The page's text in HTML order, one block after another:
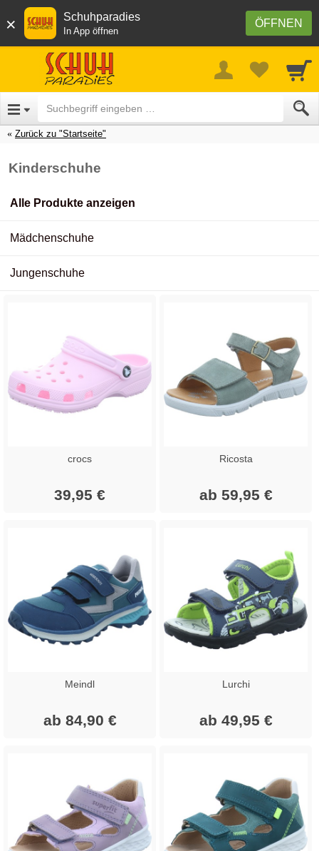
× ÖFFNEN
Schuhparadies
In App öffnen
Zurück zu "Startseite"
Kinderschuhe
Alle Produkte anzeigen
Mädchenschuhe
Jungenschuhe
crocs
39,95 €
Ricosta
ab 59,95 €
Meindl
ab 84,90 €
Lurchi
ab 49,95 €